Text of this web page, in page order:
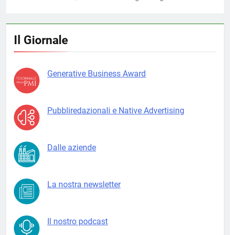
Il Giornale
Generative Business Award
Pubbliredazionali e Native Advertising
Dalle aziende
La nostra newsletter
Il nostro podcast